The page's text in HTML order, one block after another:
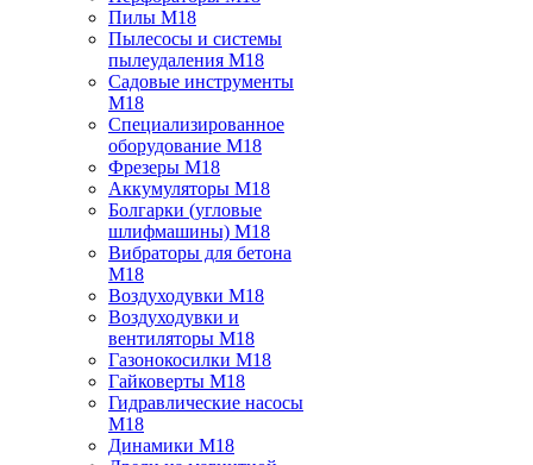
Пилы M18
Пылесосы и системы
пылеудаления M18
Садовые инструменты
M18
Специализированное
оборудование M18
Фрезеры M18
Аккумуляторы M18
Болгарки (угловые
шлифмашины) M18
Вибраторы для бетона
M18
Воздуходувки M18
Воздуходувки и
вентиляторы M18
Газонокосилки M18
Гайковерты M18
Гидравлические насосы
M18
Динамики M18